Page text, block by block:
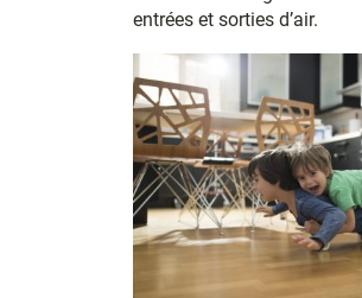
entrées et sorties d’air.